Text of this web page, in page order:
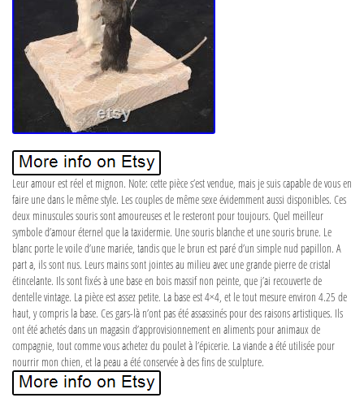
Leur amour est réel et mignon. Note: cette pièce s’est vendue, mais je suis capable de vous en
faire une dans le même style. Les couples de même sexe évidemment aussi disponibles. Ces
deux minuscules souris sont amoureuses et le resteront pour toujours. Quel meilleur
symbole d’amour éternel que la taxidermie. Une souris blanche et une souris brune. Le
blanc porte le voile d’une mariée, tandis que le brun est paré d’un simple nud papillon. A
part a, ils sont nus. Leurs mains sont jointes au milieu avec une grande pierre de cristal
étincelante. Ils sont fixés à une base en bois massif non peinte, que j’ai recouverte de
dentelle vintage. La pièce est assez petite. La base est 4×4, et le tout mesure environ 4.25 de
haut, y compris la base. Ces gars-là n’ont pas été assassinés pour des raisons artistiques. Ils
ont été achetés dans un magasin d’approvisionnement en aliments pour animaux de
compagnie, tout comme vous achetez du poulet à l’épicerie. La viande a été utilisée pour
nourrir mon chien, et la peau a été conservée à des fins de sculpture.